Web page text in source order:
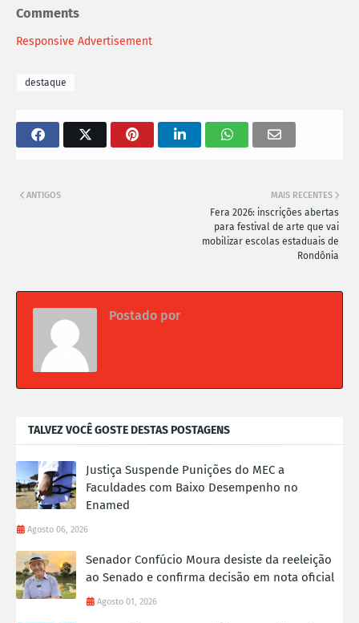
Comments
Responsive Advertisement
destaque
MAIS RECENTES
Fera 2026: inscrições abertas
para festival de arte que vai
mobilizar escolas estaduais de
Rondônia
ANTIGOS
Postado por
TALVEZ VOCÊ GOSTE DESTAS POSTAGENS
Justiça Suspende Punições do MEC a
Faculdades com Baixo Desempenho no
Enamed
Agosto 06, 2026
Senador Confúcio Moura desiste da reeleição
ao Senado e confirma decisão em nota oficial
Agosto 01, 2026